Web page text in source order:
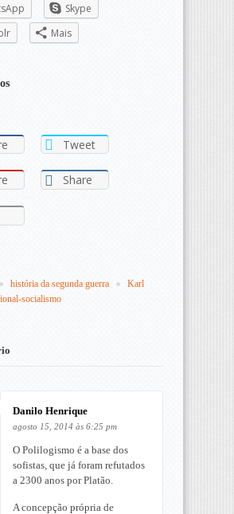
Skype
Mais
Tweet
Share
história da segunda guerra
Karl
socialismo
Danilo Henrique
agosto 15, 2014 às 6:25 pm
O Polilogismo é a base dos
sofistas, que já foram refutados
a 2300 anos por Platão.
A concepção própria de